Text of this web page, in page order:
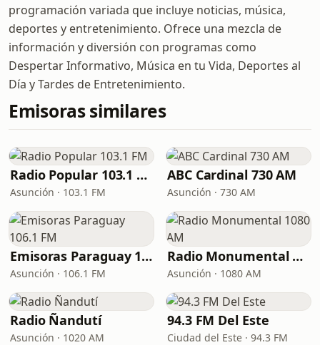
programación variada que incluye noticias, música,
deportes y entretenimiento. Ofrece una mezcla de
información y diversión con programas como
Despertar Informativo, Música en tu Vida, Deportes al
Día y Tardes de Entretenimiento.
Emisoras similares
Radio Popular 103.1 FM
Asunción · 103.1 FM
ABC Cardinal 730 AM
Asunción · 730 AM
Emisoras Paraguay 106.1 FM
Asunción · 106.1 FM
Radio Monumental 1080 AM
Asunción · 1080 AM
Radio Ñandutí
Asunción · 1020 AM
94.3 FM Del Este
Ciudad del Este · 94.3 FM